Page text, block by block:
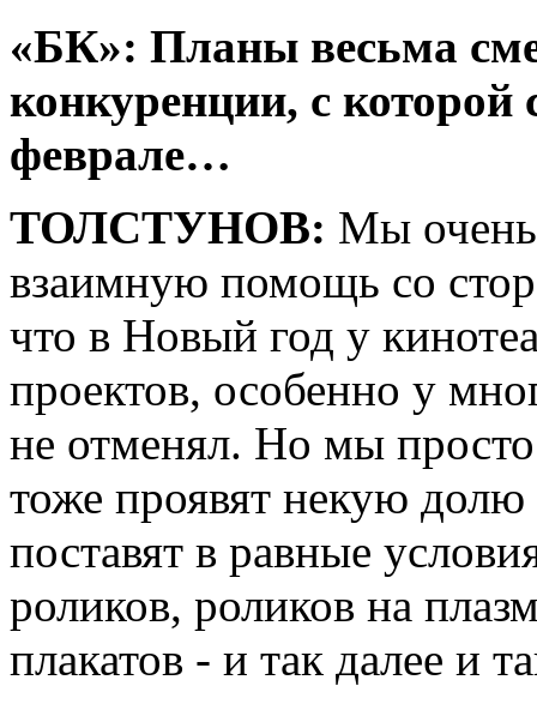
«БК»: Планы весьма
конкуренции, с которой
феврале…
ТОЛСТУНОВ: Мы очень
взаимную помощь со
что в Новый год у
проектов, особенно у
не отменял. Но мы
тоже проявят некую
поставят в равные
роликов, роликов на
плакатов - и так далее и